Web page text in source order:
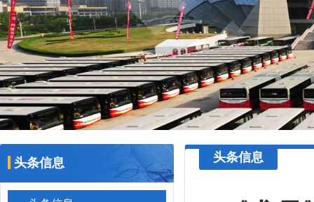
头条信息 头条信息